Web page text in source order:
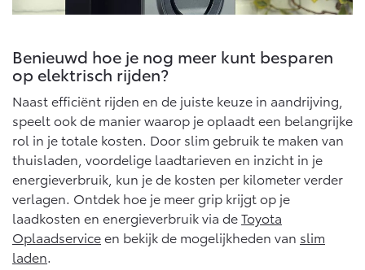
Benieuwd hoe je nog meer kunt besparen
op elektrisch rijden?
Naast efficiënt rijden en de juiste keuze in aandrijving,
speelt ook de manier waarop je oplaadt een belangrijke
rol in je totale kosten. Door slim gebruik te maken van
thuisladen, voordelige laadtarieven en inzicht in je
energieverbruik, kun je de kosten per kilometer verder
verlagen. Ontdek hoe je meer grip krijgt op je
laadkosten en energieverbruik via deToyota
Oplaadserviceen bekijk de mogelijkheden van slim
laden.